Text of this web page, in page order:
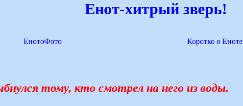
Енот-хитрый зверь!
ЕнотоФото Коротко о Еноте
тому, кто смотрел на него из воды.